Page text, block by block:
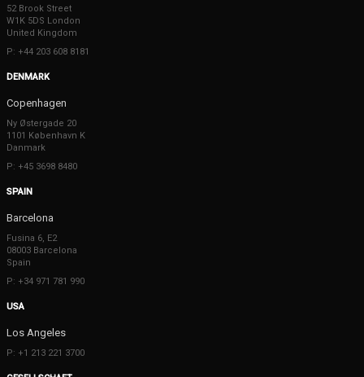
52 Brook Street
W1K 5DS London
United Kingdom
P: +44 203 608 8181
DENMARK
Copenhagen
Ny Østergade 20
1101 København K
Danmark
P: +45 3698 8480
SPAIN
Barcelona
Fusina 6, E2
08003 Barcelona
Spain
P: +34 971 781 990
USA
Los Angeles
P: +1 213 221 3700